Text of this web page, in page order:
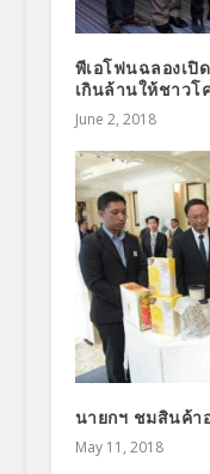
พีเอโฟนฉลองเปิ
เกินล้านให้ชาวโ
June 2, 2018
นายกฯ ชมสินค้า
May 11, 2018